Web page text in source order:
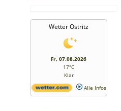
Wetter Ostritz
Fr, 07.08.2026
17°C
Klar
Alle Infos